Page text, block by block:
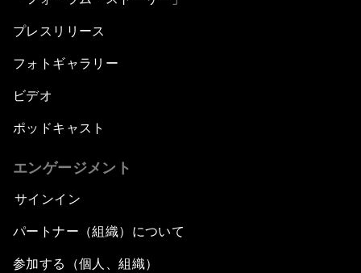
プレスリリース
フォトギャラリー
ビデオ
ポッドキャスト
エンゲージメント
サインイン
パートナー（組織）について
参加する（個人、組織）